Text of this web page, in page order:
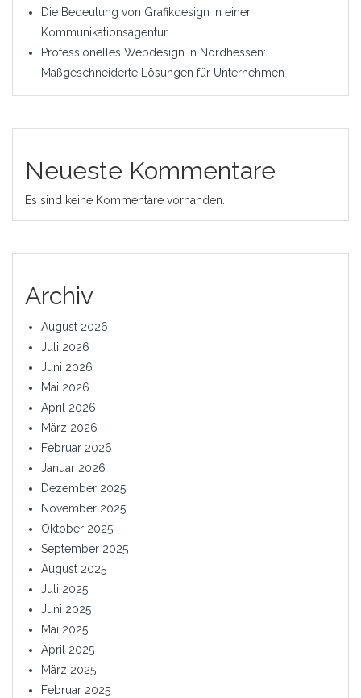
Die Bedeutung von Grafikdesign in einer
Kommunikationsagentur
Professionelles Webdesign in Nordhessen:
Maßgeschneiderte Lösungen für Unternehmen
Neueste Kommentare
Es sind keine Kommentare vorhanden.
Archiv
August 2026
Juli 2026
Juni 2026
Mai 2026
April 2026
März 2026
Februar 2026
Januar 2026
Dezember 2025
November 2025
Oktober 2025
September 2025
August 2025
Juli 2025
Juni 2025
Mai 2025
April 2025
März 2025
Februar 2025